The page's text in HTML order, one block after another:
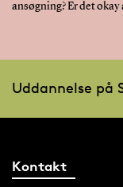
ansøgning? Er det
Uddannelse på
Kontakt